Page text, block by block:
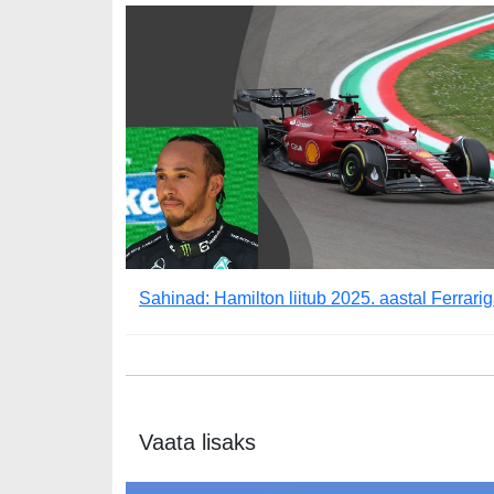
Sahinad: Hamilton liitub 2025. aastal
Vaata lisaks